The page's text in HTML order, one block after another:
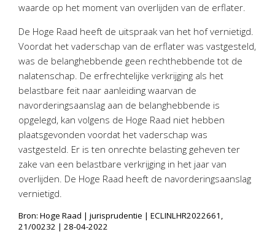
waarde op het moment van overlijden van de erflater.
De Hoge Raad heeft de uitspraak van het hof vernietigd.
Voordat het vaderschap van de erflater was vastgesteld,
was de belanghebbende geen rechthebbende tot de
nalatenschap. De erfrechtelijke verkrijging als het
belastbare feit naar aanleiding waarvan de
navorderingsaanslag aan de belanghebbende is
opgelegd, kan volgens de Hoge Raad niet hebben
plaatsgevonden voordat het vaderschap was
vastgesteld. Er is ten onrechte belasting geheven ter
zake van een belastbare verkrijging in het jaar van
overlijden. De Hoge Raad heeft de navorderingsaanslag
vernietigd.
Bron: Hoge Raad | jurisprudentie | ECLINLHR2022661,
21/00232 | 28-04-2022